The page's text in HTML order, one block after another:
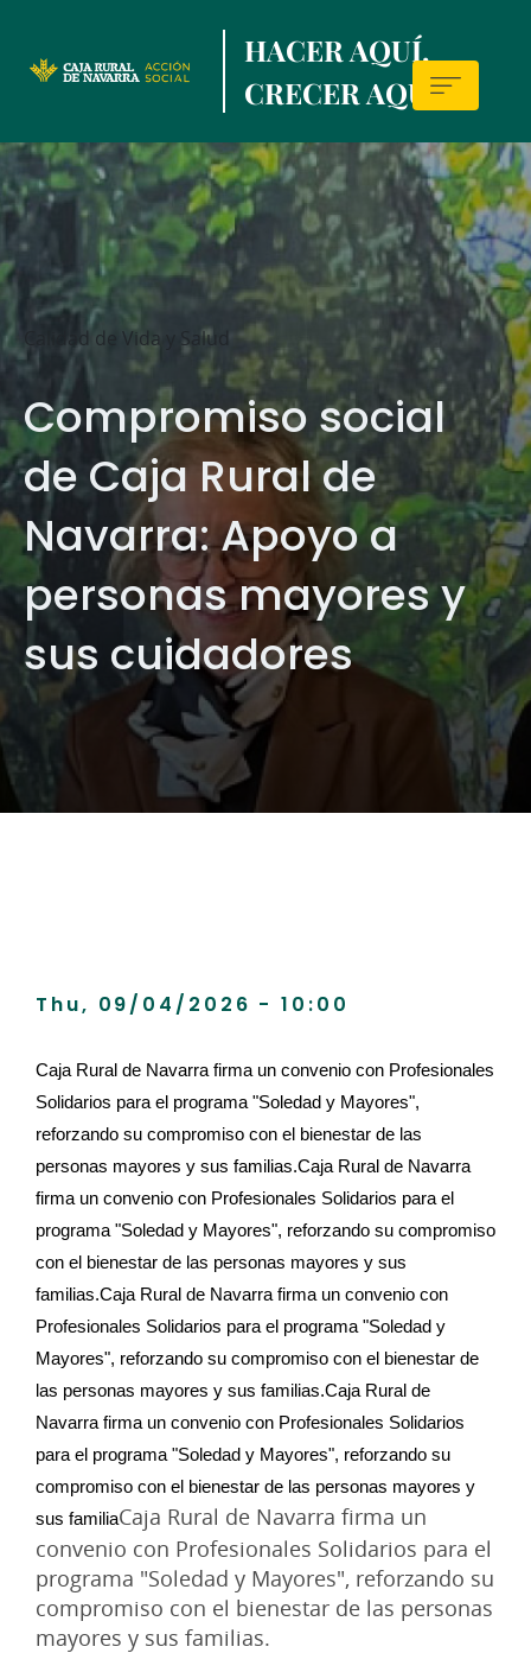
to
contentt
HACER AQUÍ,
CRECER AQUÍ.
Sala
de
prensa
Calidad de Vida y Salud
Compromiso social
de Caja Rural de
Navarra: Apoyo a
personas mayores y
sus cuidadores
Thu, 09/04/2026 - 10:00
Caja Rural de Navarra firma un convenio con Profesionales
Solidarios para el programa "Soledad y Mayores",
reforzando su compromiso con el bienestar de las
personas mayores y sus familias.Caja Rural de Navarra
firma un convenio con Profesionales Solidarios para el
programa "Soledad y Mayores", reforzando su compromiso
con el bienestar de las personas mayores y sus
familias.Caja Rural de Navarra firma un convenio con
Profesionales Solidarios para el programa "Soledad y
Mayores", reforzando su compromiso con el bienestar de
las personas mayores y sus familias.Caja Rural de
Navarra firma un convenio con Profesionales Solidarios
para el programa "Soledad y Mayores", reforzando su
compromiso con el bienestar de las personas mayores y
sus familiaCaja Rural de Navarra firma un
convenio con Profesionales Solidarios para el
programa "Soledad y Mayores", reforzando su
compromiso con el bienestar de las personas
mayores y sus familias.